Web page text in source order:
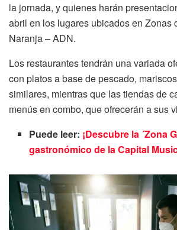
la jornada, y quienes harán
abril en los lugares ubicados en Zonas
Naranja – ADN.
Los restaurantes tendrán una variada
con platos a base de pescado,
similares, mientras que las tiendas de
menús en combo, que ofrecerán a sus
Puede leer: ¡Descubre la ´Zona
gastronómico de la Capital